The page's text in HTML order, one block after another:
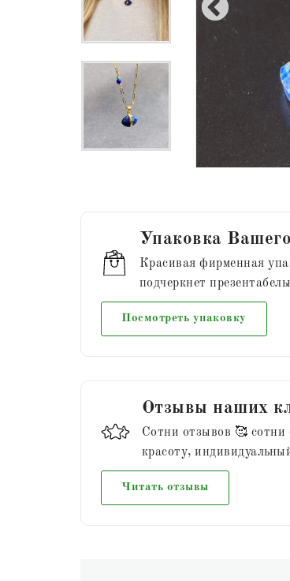
Упаковка
Красивая фирменная
подчеркнет
Посмотреть упаковку
Отзывы наших
Сотни отзывов 🥰 сотни
красоту,
Читать отзывы